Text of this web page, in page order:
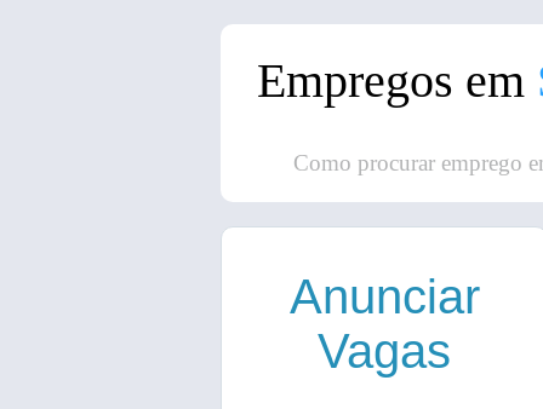
Empregos em
Como procurar emprego
Anunciar
Vagas